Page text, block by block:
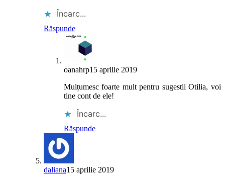
Încarc...
Răspunde
oanahrp15 aprilie 2019
Mulțumesc foarte mult pentru sugestii Otilia, voi
tine cont de ele!
Încarc...
Răspunde
daliana15 aprilie 2019